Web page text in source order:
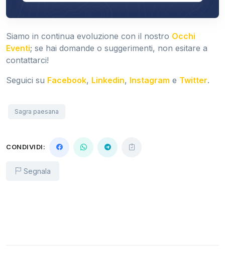
Siamo in continua evoluzione con il nostro Occhi
Eventi; se hai domande o suggerimenti, non esitare a
contattarci!
Seguici su Facebook, Linkedin, Instagram e Twitter.
Sagra paesana
CONDIVIDI:
Segnala